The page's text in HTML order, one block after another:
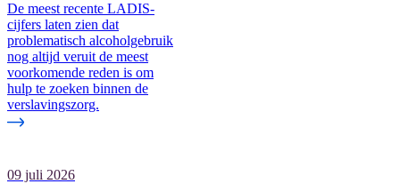
De meest recente LADIS-
cijfers laten zien dat
problematisch alcoholgebruik
nog altijd veruit de meest
voorkomende reden is om
hulp te zoeken binnen de
verslavingszorg.
09 juli 2026